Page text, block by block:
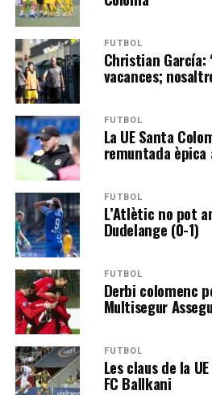
FUTBOL
Christian García:
vacances;
FUTBOL
La UE Santa
remuntada èpica
FUTBOL
L’Atlètic no pot
Dudelange (0-1)
FUTBOL
Derbi colomenc
Multisegur
FUTBOL
Les claus de la
FC Ballkani